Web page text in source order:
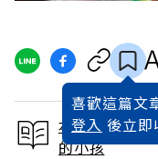
喜歡這篇文
登入 後立
本文出自
的小孩